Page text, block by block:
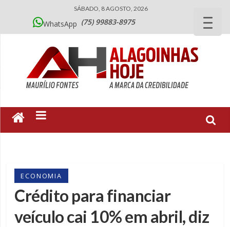
SÁBADO, 8 AGOSTO, 2026
WhatsApp (75) 99883-8975
ECONOMIA
Crédito para financiar
veículo cai 10% em abril, diz